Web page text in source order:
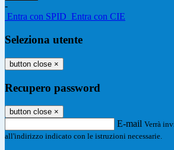
-
Entra con SPID Entra con CIE
Seleziona utente
button close ×
Recupero password
button close ×
E-mail Verrà
all'indirizzo indicato con le istruzioni necessarie.